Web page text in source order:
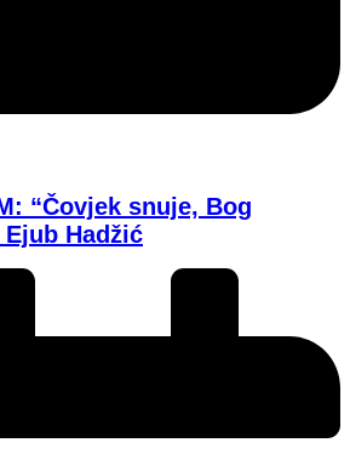
“Čovjek snuje, Bog
Hadžić